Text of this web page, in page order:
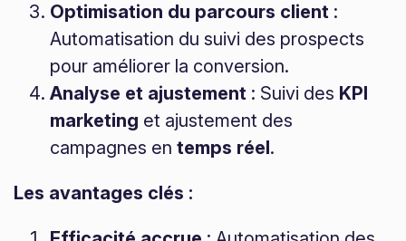
Optimisation du parcours client :
Automatisation du suivi des prospects
pour améliorer la conversion.
Analyse et ajustement : Suivi des KPI
marketing et ajustement des
campagnes en temps réel.
Les avantages clés :